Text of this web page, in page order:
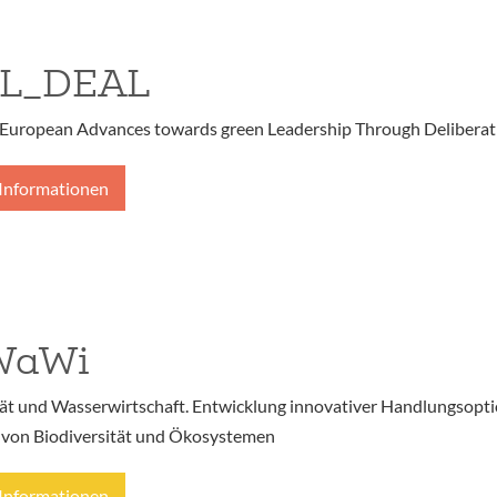
Advances towards green Leadership Through
und Wasserwirtschaft. Entwicklung innovativer
Biodiversität und Ökosystemen